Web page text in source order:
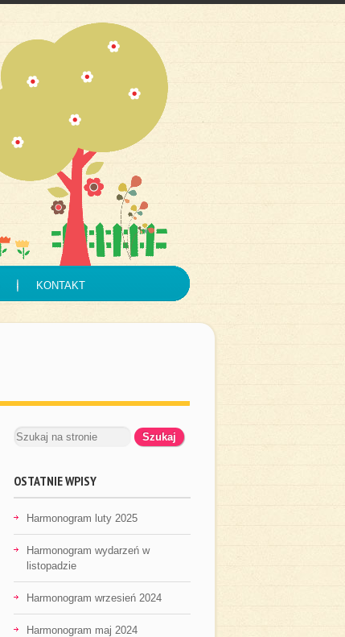
KONTAKT
OSTATNIE WPISY
Harmonogram luty 2025
Harmonogram wydarzeń w
listopadzie
Harmonogram wrzesień 2024
Harmonogram maj 2024